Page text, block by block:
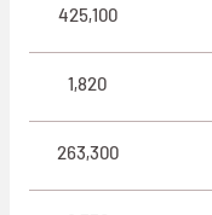
425,100
1,820
263,300